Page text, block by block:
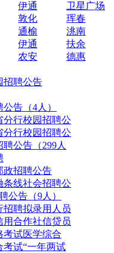
伊通 卫星广场
敦化 珲春
通榆 洮南
伊通 扶余
农安 德惠
招聘公告
告（4人）
分行校园招聘公
分行校园招聘公
公告（299人
政招聘公告
条线社会招聘公
公告（9人）
招聘拟录用人员
用合作社信贷员
考试医学综合
考试“一年两试